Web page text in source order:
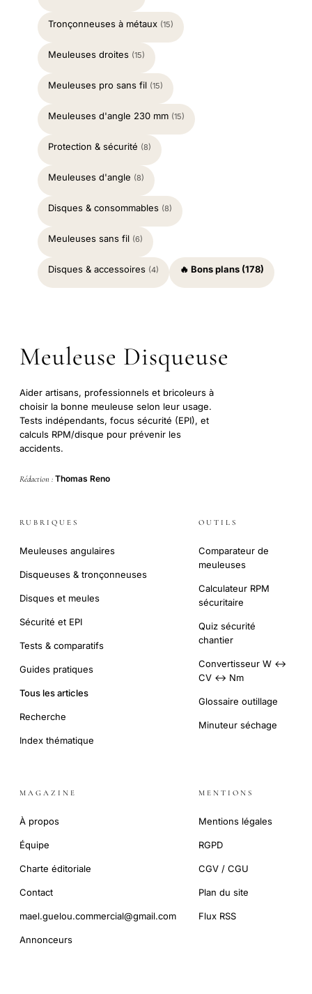
Tronçonneuses à métaux (15)
Meuleuses droites (15)
Meuleuses pro sans fil (15)
Meuleuses d'angle 230 mm (15)
Protection & sécurité (8)
Meuleuses d'angle (8)
Disques & consommables (8)
Meuleuses sans fil (6)
Disques & accessoires (4) 🔥 Bons plans (178)
Meuleuse Disqueuse
Aider artisans, professionnels et bricoleurs à
choisir la bonne meuleuse selon leur usage.
Tests indépendants, focus sécurité (EPI), et
calculs RPM/disque pour prévenir les
accidents.
Rédaction : Thomas Reno
RUBRIQUES
Meuleuses angulaires
Disqueuses & tronçonneuses
Disques et meules
Sécurité et EPI
Tests & comparatifs
Guides pratiques
Tous les articles
Recherche
Index thématique
OUTILS
Comparateur de
meuleuses
Calculateur RPM
sécuritaire
Quiz sécurité
chantier
Convertisseur W ↔
CV ↔ Nm
Glossaire outillage
Minuteur séchage
MAGAZINE
À propos
Équipe
Charte éditoriale
Contact
mael.guelou.commercial@gmail.com
Annonceurs
MENTIONS
Mentions légales
RGPD
CGV / CGU
Plan du site
Flux RSS